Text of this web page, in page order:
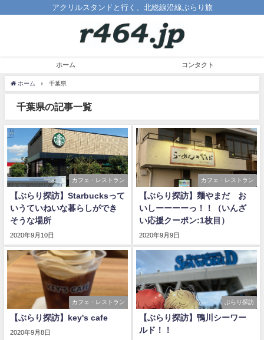
アクリルスタンドと行く、北総線沿線ぶらり旅
ホーム コンタクト
ホーム 千葉県
千葉県の記事一覧
カフェ・レストラン
【ぶらり探訪】Starbucksって
いうていねいな暮らしができ
そうな場所
2020年9月10日
カフェ・レストラン
【ぶらり探訪】麺やまだ お
いしーーーーっ！！（いんざ
い応援クーポン:1枚目）
2020年9月9日
カフェ・レストラン
【ぶらり探訪】key's cafe
2020年9月8日
ぶらり探訪
【ぶらり探訪】鴨川シーワー
ルド！！